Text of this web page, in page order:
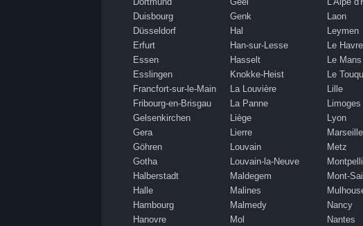
Duisbourg
Düsseldorf
Erfurt
Essen
Esslingen
Francfort-sur-le-Main
Fribourg-en-Brisgau
Gelsenkirchen
Gera
Göhren
Gotha
Halberstadt
Halle
Hambourg
Hanovre
Genk
Hal
Han-sur-Lesse
Hasselt
Knokke-Heist
La Louvière
La Panne
Liège
Lierre
Louvain
Louvain-la-Neuve
Maldegem
Malines
Malmedy
Mol
Laon
Leymen
Le Havre
Le Mans
Le
Lille
Limoges
Lyon
Marseille
Metz
Mont-
Nancy
Nantes